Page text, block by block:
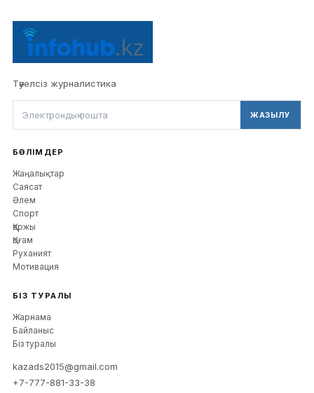
Тәуелсіз журналистика
ЖАЗЫЛУ
БӨЛІМДЕР
Жаңалықтар
Саясат
Әлем
Спорт
Қаржы
Қоғам
Руханият
Мотивация
БІЗ ТУРАЛЫ
Жарнама
Байланыс
Біз туралы
kazads2015@gmail.com
+7-777-881-33-38